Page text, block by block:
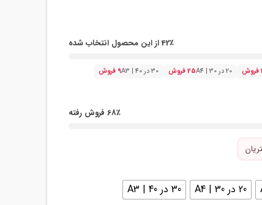
42٪ از این محصول انتخاب شده
20 در 30 | A4 25 فروش 30 در 40 | A3
9 فروش
68٪ فروش رفته
20 در 30 | A4
30 در 40 | A3